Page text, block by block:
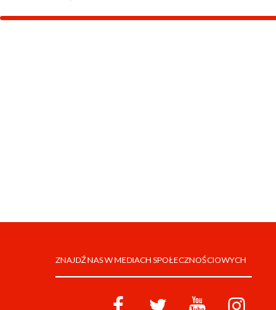
ZNAJDŹ NAS W MEDIACH SPOŁECZNOŚCIOWYCH